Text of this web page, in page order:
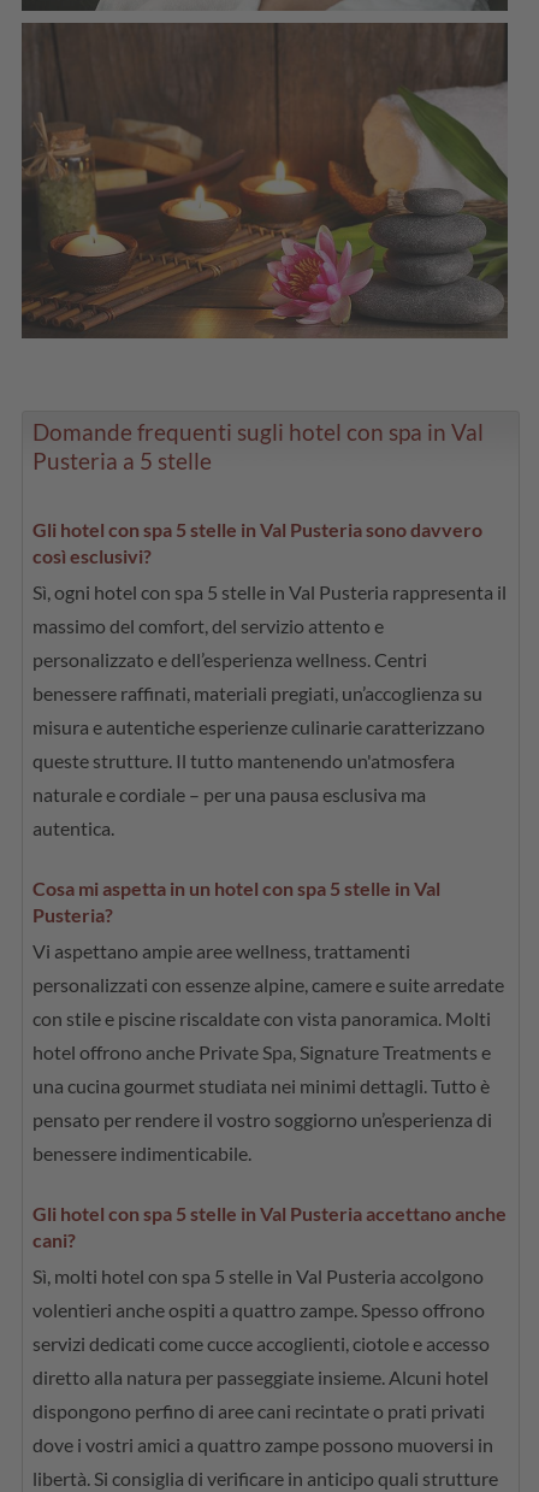
Domande frequenti sugli hotel con spa in Val
Pusteria a 5 stelle
Gli hotel con spa 5 stelle in Val Pusteria sono davvero
così esclusivi?
Sì, ogni hotel con spa 5 stelle in Val Pusteria rappresenta il
massimo del comfort, del servizio attento e
personalizzato e dell’esperienza wellness. Centri
benessere raffinati, materiali pregiati, un’accoglienza su
misura e autentiche esperienze culinarie caratterizzano
queste strutture. Il tutto mantenendo un'atmosfera
naturale e cordiale – per una pausa esclusiva ma
autentica.
Cosa mi aspetta in un hotel con spa 5 stelle in Val
Pusteria?
Vi aspettano ampie aree wellness, trattamenti
personalizzati con essenze alpine, camere e suite arredate
con stile e piscine riscaldate con vista panoramica. Molti
hotel offrono anche Private Spa, Signature Treatments e
una cucina gourmet studiata nei minimi dettagli. Tutto è
pensato per rendere il vostro soggiorno un’esperienza di
benessere indimenticabile.
Gli hotel con spa 5 stelle in Val Pusteria accettano anche
cani?
Sì, molti hotel con spa 5 stelle in Val Pusteria accolgono
volentieri anche ospiti a quattro zampe. Spesso offrono
servizi dedicati come cucce accoglienti, ciotole e accesso
diretto alla natura per passeggiate insieme. Alcuni hotel
dispongono perfino di aree cani recintate o prati privati
dove i vostri amici a quattro zampe possono muoversi in
libertà. Si consiglia di verificare in anticipo quali strutture